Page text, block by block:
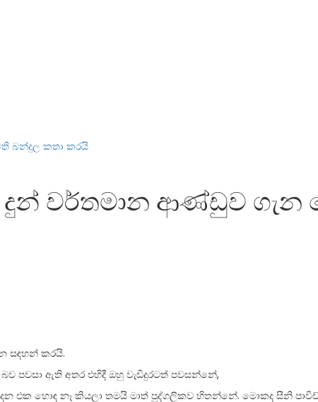
බන්දුල කතා කරයි
දුන් වර්තමාන ආණ්ඩුව
සඳහන් කරයි.
පවසා ඇති අතර එහිදී ඔහු වැඩිදුරටත් පවසන්නේ,
එක හොඳ නෑ කියලා තමයි මාත් පුද්ගලිකව හිතන්නේ. මොකද සීනි